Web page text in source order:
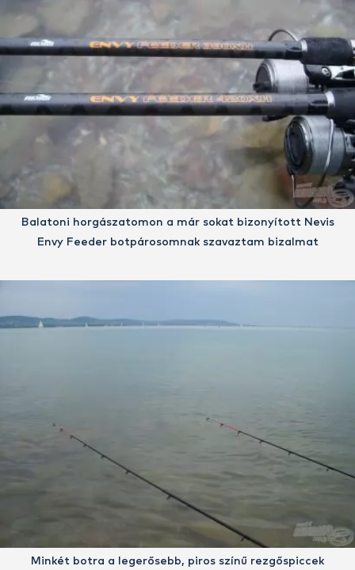
Balatoni horgászatomon a már sokat bizonyított Nevis
Envy Feeder botpárosomnak szavaztam bizalmat
Minkét botra a legerősebb, piros színű rezgőspiccek